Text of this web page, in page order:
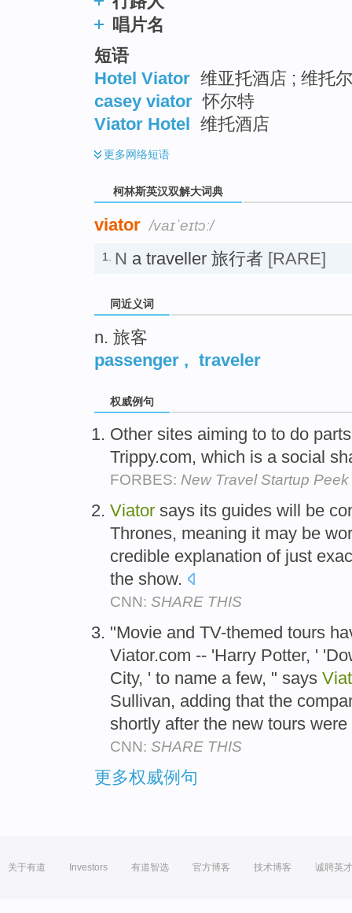
唱片名
短语
Hotel Viator 维亚托酒店 ; 维托
casey viator 怀尔特
Viator Hotel 维托酒店
更多网络短语
柯林斯英汉双解大词典
viator /vaɪˈeɪtɔː/
1. N a traveller 旅行者 [RARE]
同近义词
n. 旅客
passenger , traveler
权威例句
Other sites aiming to to do
Trippy.com, which is a social
FORBES: New Travel Startup
Viator says its guides will be
Thrones, meaning it may be
credible explanation of just
the show.
CNN: SHARE THIS
"Movie and TV-themed tours
Viator.com -- 'Harry Potter, '
City, ' to name a few, " says
Sullivan, adding that the
shortly after the new tours
CNN: SHARE THIS
更多权威例句
关于有道 Investors 有道智选 官方博客 技术博客 诚聘英才